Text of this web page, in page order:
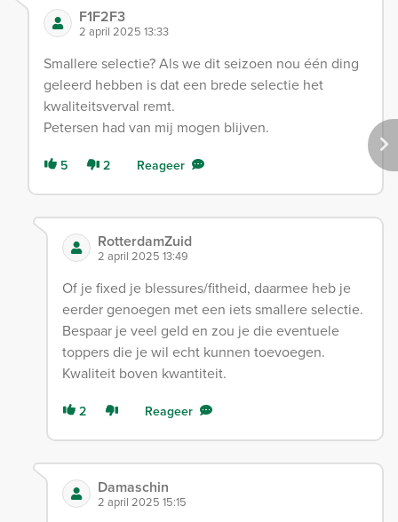
F1F2F3
2 april 2025 13:33
Smallere selectie? Als we dit seizoen nou één ding
geleerd hebben is dat een brede selectie het
kwaliteitsverval remt.
Petersen had van mij mogen blijven.
5 2 Reageer
RotterdamZuid
2 april 2025 13:49
Of je fixed je blessures/fitheid, daarmee heb je
eerder genoegen met een iets smallere selectie.
Bespaar je veel geld en zou je die eventuele
toppers die je wil echt kunnen toevoegen.
Kwaliteit boven kwantiteit.
2 Reageer
Damaschin
2 april 2025 15:15